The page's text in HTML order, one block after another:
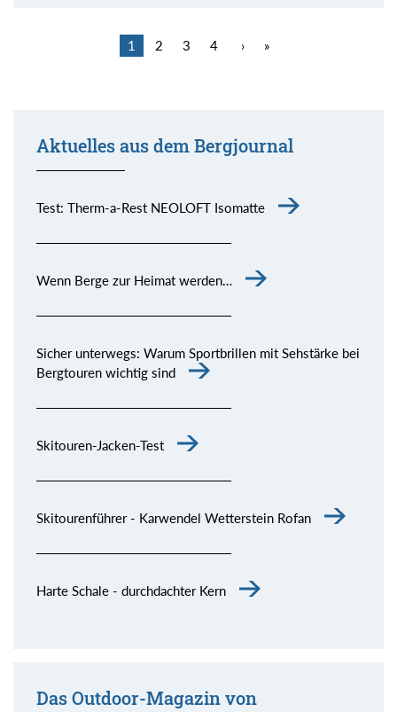
1 2 3 4 › »
Aktuelles aus dem Bergjournal
Test: Therm-a-Rest NEOLOFT Isomatte
Wenn Berge zur Heimat werden…
Sicher unterwegs: Warum Sportbrillen mit Sehstärke bei
Bergtouren wichtig sind
Skitouren-Jacken-Test
Skitourenführer - Karwendel Wetterstein Rofan
Harte Schale - durchdachter Kern
Das Outdoor-Magazin von